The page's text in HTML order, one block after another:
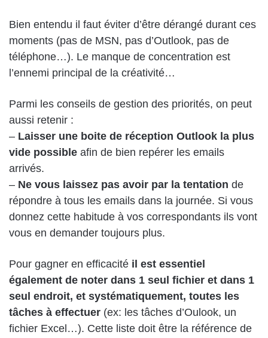
Bien entendu il faut éviter d’être dérangé durant ces
moments (pas de MSN, pas d’Outlook, pas de
téléphone…). Le manque de concentration est
l’ennemi principal de la créativité…
Parmi les conseils de gestion des priorités, on peut
aussi retenir :
– Laisser une boite de réception Outlook la plus
vide possible afin de bien repérer les emails
arrivés.
– Ne vous laissez pas avoir par la tentation de
répondre à tous les emails dans la journée. Si vous
donnez cette habitude à vos correspondants ils vont
vous en demander toujours plus.
Pour gagner en efficacité il est essentiel
également de noter dans 1 seul fichier et dans 1
seul endroit, et systématiquement, toutes les
tâches à effectuer (ex: les tâches d’Oulook, un
fichier Excel…). Cette liste doit être la référence de